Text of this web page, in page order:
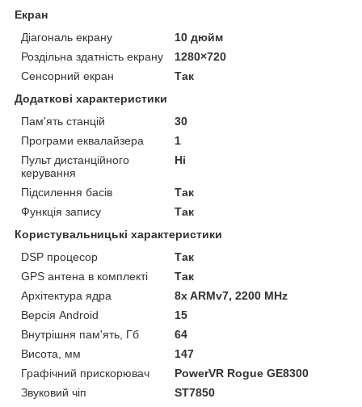
Екран
Діагональ екрану
10 дюйм
Роздільна здатність екрану
1280×720
Сенсорний екран
Так
Додаткові характеристики
Пам'ять станцій
30
Програми еквалайзера
1
Пульт дистанційного
керування
Ні
Підсилення басів
Так
Функція запису
Так
Користувальницькі характеристики
DSP процесор
Так
GPS антена в комплекті
Так
Архітектура ядра
8x ARMv7, 2200 MHz
Версія Android
15
Внутрішня пам'ять, Гб
64
Висота, мм
147
Графічний прискорювач
PowerVR Rogue GE8300
Звуковий чіп
ST7850